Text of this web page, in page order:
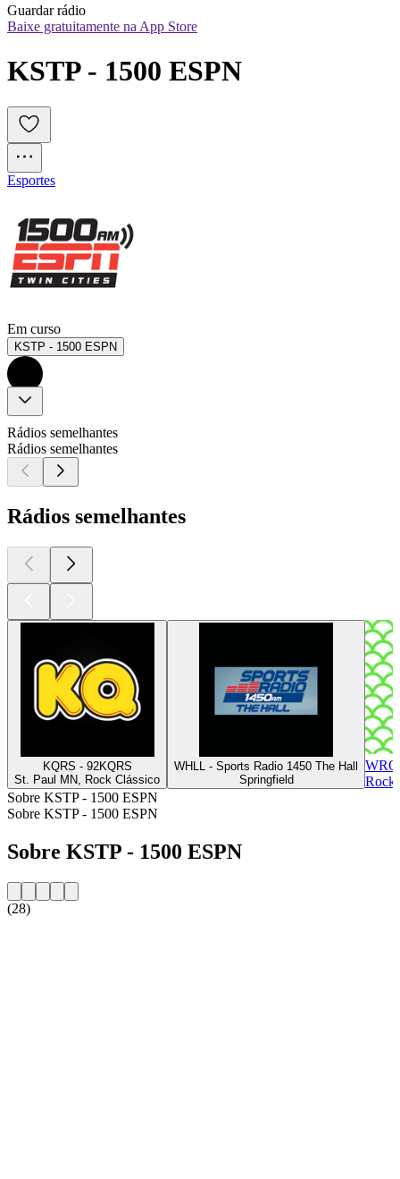
Guardar rádio
Baixe gratuitamente na App Store
KSTP - 1500 ESPN
Esportes
Em curso
KSTP - 1500 ESPN
Rádios semelhantes
Rádios semelhantes
Rádios semelhantes
KQRS - 92KQRS
St. Paul MN, Rock Clássico
WHLL - Sports Radio 1450 The Hall
Springfield
Sobre KSTP - 1500 ESPN
Sobre KSTP - 1500 ESPN
Sobre KSTP - 1500 ESPN
(28)